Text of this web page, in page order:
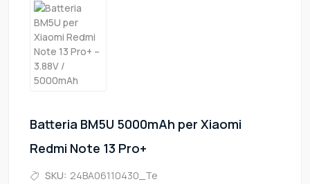
Batteria BM5U 5000mAh per Xiaomi
Redmi Note 13 Pro+
SKU: 24BA06110430_Te